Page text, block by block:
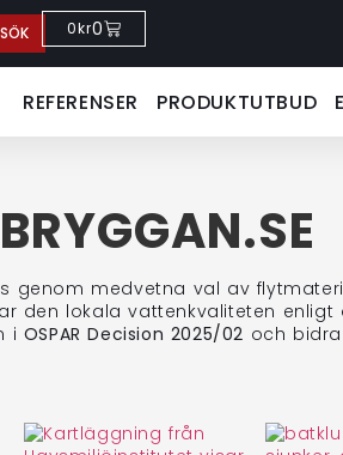
SÖK 0kr0
REFERENSER PRODUKTUTBUD
genom medvetna val av
den lokala vattenkvaliteten enligt
i OSPAR Decision 2025/02 och